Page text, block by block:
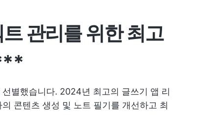
관리를 위한 최고
별했습니다. 2024년 최고의 글쓰기 앱 리
콘텐츠 생성 및 노트 필기를 개선하고 최